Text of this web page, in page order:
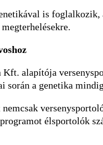
is
alapítója
során a genetika
élsportolók